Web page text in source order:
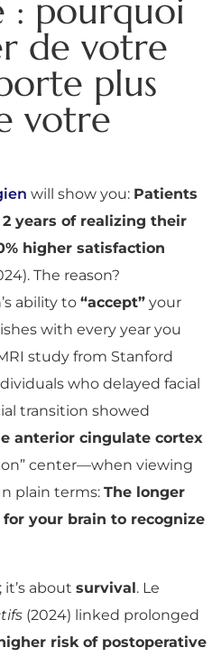
: pourquoi
de votre
plus
votre
will show you: Patients
years of realizing their
higher satisfaction
The reason?
ability to “accept” your
with every year you
study from Stanford
who delayed facial
transition showed
anterior cingulate cortex
center—when viewing
plain terms: The longer
your brain to recognize
about survival. Le
(2024) linked prolonged
risk of postoperative